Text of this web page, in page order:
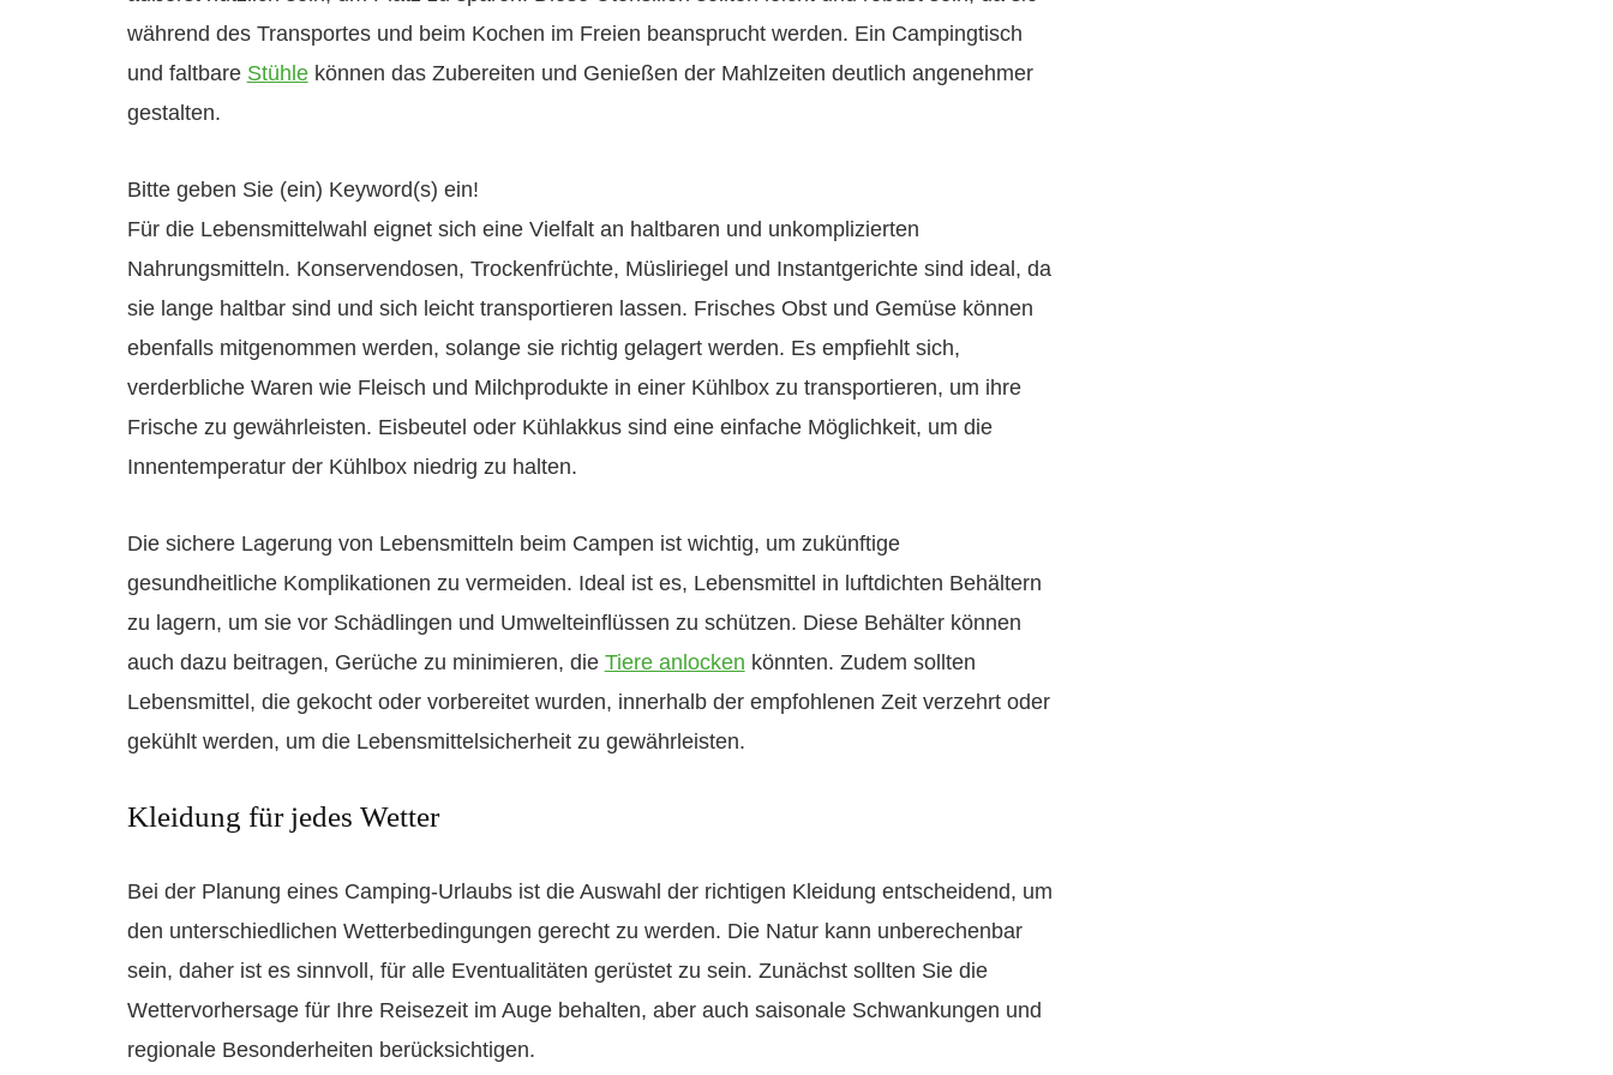
während des Transportes und beim Kochen im Freien beansprucht werden. Ein Campingtisch
und faltbare Stühlekönnen das Zubereiten und Genießen der Mahlzeiten deutlich angenehmer
gestalten.
Bitte geben Sie (ein) Keyword(s) ein!
Für die Lebensmittelwahl eignet sich eine Vielfalt an haltbaren und unkomplizierten
Nahrungsmitteln. Konservendosen, Trockenfrüchte, Müsliriegel und Instantgerichte sind ideal, da
sie lange haltbar sind und sich leicht transportieren lassen. Frisches Obst und Gemüse können
ebenfalls mitgenommen werden, solange sie richtig gelagert werden. Es empfiehlt sich,
verderbliche Waren wie Fleisch und Milchprodukte in einer Kühlbox zu transportieren, um ihre
Frische zu gewährleisten. Eisbeutel oder Kühlakkus sind eine einfache Möglichkeit, um die
Innentemperatur der Kühlbox niedrig zu halten.
Die sichere Lagerung von Lebensmitteln beim Campen ist wichtig, um zukünftige
gesundheitliche Komplikationen zu vermeiden. Ideal ist es, Lebensmittel in luftdichten Behältern
zu lagern, um sie vor Schädlingen und Umwelteinflüssen zu schützen. Diese Behälter können
auch dazu beitragen, Gerüche zu minimieren, die Tiere anlocken könnten. Zudem sollten
Lebensmittel, die gekocht oder vorbereitet wurden, innerhalb der empfohlenen Zeit verzehrt oder
gekühlt werden, um die Lebensmittelsicherheit zu gewährleisten.
Kleidung für jedes Wetter
Bei der Planung eines Camping-Urlaubs ist die Auswahl der richtigen Kleidung entscheidend, um
den unterschiedlichen Wetterbedingungen gerecht zu werden. Die Natur kann unberechenbar
sein, daher ist es sinnvoll, für alle Eventualitäten gerüstet zu sein. Zunächst sollten Sie die
Wettervorhersage für Ihre Reisezeit im Auge behalten, aber auch saisonale Schwankungen und
regionale Besonderheiten berücksichtigen.